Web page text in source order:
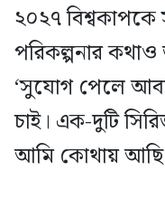
২০২৭
পরিকল্পনার
‘সুযোগ পেলে
চাই। এক-দুটি
আমি কোথায়